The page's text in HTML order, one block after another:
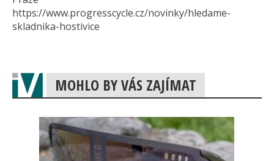
https://www.progresscycle.cz/novinky/hledame-
skladnika-hostivice
MOHLO BY VÁS ZAJÍMAT